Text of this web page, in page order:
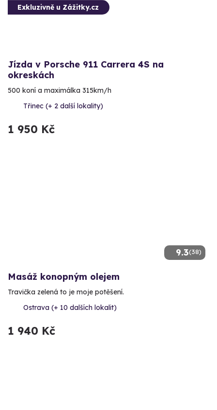
Exkluzivně u Zážitky.cz
Jízda v Porsche 911 Carrera 4S na
okreskách
500 koní a maximálka 315km/h
Třinec (+ 2 další lokality)
1 950 Kč
9.3(38)
Masáž konopným olejem
Travička zelená to je moje potěšení.
Ostrava (+ 10 dalších lokalit)
1 940 Kč